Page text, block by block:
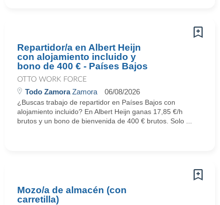
Repartidor/a en Albert Heijn
con alojamiento incluido y
bono de 400 € - Países Bajos
OTTO WORK FORCE
Todo ZamoraZamora 06/08/2026
¿Buscas trabajo de repartidor en Países Bajos con
alojamiento incluido? En Albert Heijn ganas 17,85 €/h
brutos y un bono de bienvenida de 400 € brutos. Solo ...
Mozo/a de almacén (con
carretilla)